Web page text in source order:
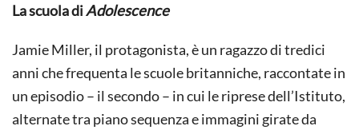
La scuola diAdolescence
Jamie Miller, il protagonista, è un ragazzo di tredici
anni che frequenta le scuole britanniche, raccontate in
un episodio – il secondo – in cui le riprese dell’Istituto,
alternate tra piano sequenza e immagini girate da